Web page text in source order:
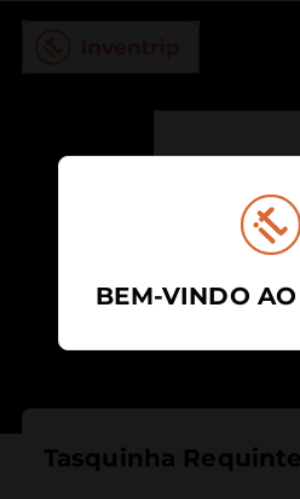
Tasquinha Requinte
BEM-VINDO